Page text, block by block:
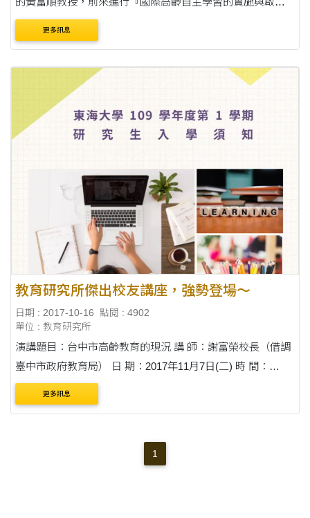
示』講座分享，藉以讓學生了解國際間推動高齡教育的模式
及清楚目前高齡教育的執行狀況。
更多訊息
教育研究所傑出校友講座，強勢登場～
日期 : 2017-10-16
點閱 : 4902
單位 : 教育研究所
演講題目：台中市高齡教育的現況 講 師：謝富榮校長（借調
臺中市政府教育局） 日 期：2017年11月7日(二) 時 間：
13:00~15:00 地 點：人文大樓H123
更多訊息
1